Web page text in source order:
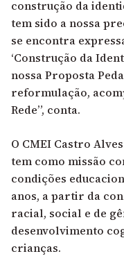
construção da
tem sido a nossa
se encontra
‘Construção da
nossa Proposta
reformulação,
Rede”, conta.
O CMEI Castro
tem como missão
condições
anos, a partir da
racial, social e de
desenvolvimento
crianças.